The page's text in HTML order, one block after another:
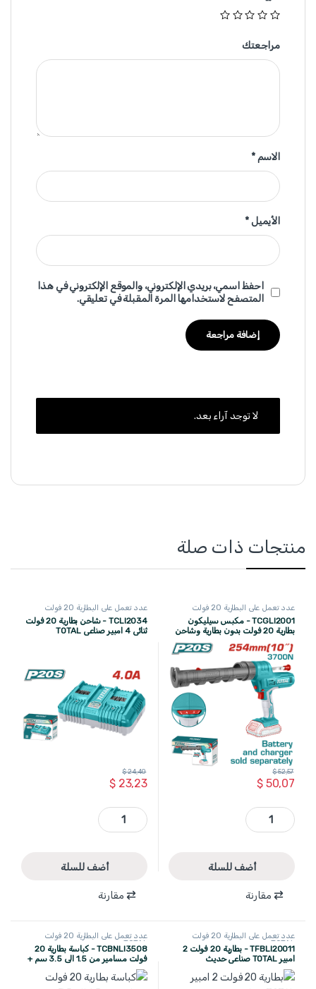
مراجعتك
الاسم*
الأيميل*
احفظ اسمي، بريدي الإلكتروني، والموقع الإلكتروني في هذا
المتصفح لاستخدامها المرة المقبلة في تعليقي.
لا توجد آراء بعد.
منتجات ذات صلة
عدد تعمل على البطارية 20 فولت
TOTAL
TCGLI2001 - مكبس سيليكون
بطارية 20 فولت بدون بطارية وشاحن
$50,07
$52,57
TCGLI2001 - مكبس سيليكون بطارية 20 فولت بدون بطارية وشاحن TOTAL quantity
أضف للسلة
مقارنة
عدد تعمل على البطارية 20 فولت
TOTAL
TCLI2034 - شاحن بطارية 20 فولت
ثنائي 4 امبير صناعي TOTAL
$23,23
$24,40
TCLI2034 - شاحن بطارية 20 فولت ثنائي 4 امبير صناعي TOTAL quantity
أضف للسلة
مقارنة
عدد تعمل على البطارية 20 فولت
TOTAL
TFBLI20011 - بطارية 20 فولت 2
امبير TOTAL صناعي حديث
عدد تعمل على البطارية 20 فولت
TOTAL
TCBNLI3508 - كباسة بطارية 20
فولت مسامير من 1.5 الى 3.5 سم +
بلاستيك TOTAL